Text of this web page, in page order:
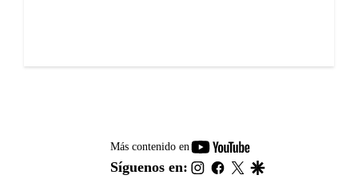
Más contenido en
youtube-
footer
Síguenos en: instagram
facebook
twitter